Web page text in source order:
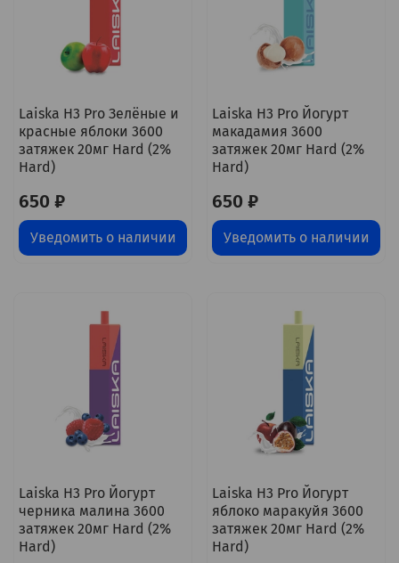
Laiska H3 Pro Зелёные и
красные яблоки 3600
затяжек 20мг Hard (2%
Hard)
650 ₽
Уведомить о наличии
Laiska H3 Pro Йогурт
макадамия 3600
затяжек 20мг Hard (2%
Hard)
650 ₽
Уведомить о наличии
Laiska H3 Pro Йогурт
черника малина 3600
затяжек 20мг Hard (2%
Hard)
Laiska H3 Pro Йогурт
яблоко маракуйя 3600
затяжек 20мг Hard (2%
Hard)